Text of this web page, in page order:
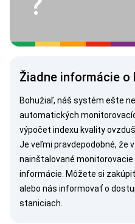
Žiadne informácie o
Bohužiaľ, náš systém ešte
automatických
výpočet indexu kvality
Je veľmi pravdepodobné, že
nainštalované
informácie. Môžete si
alebo nás informovaťo
staniciach.